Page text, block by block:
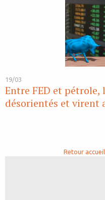
19/03
Entre FED et pétrole,
désorientés et virent
Retour accueil